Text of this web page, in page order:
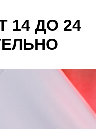
14 ДО 24